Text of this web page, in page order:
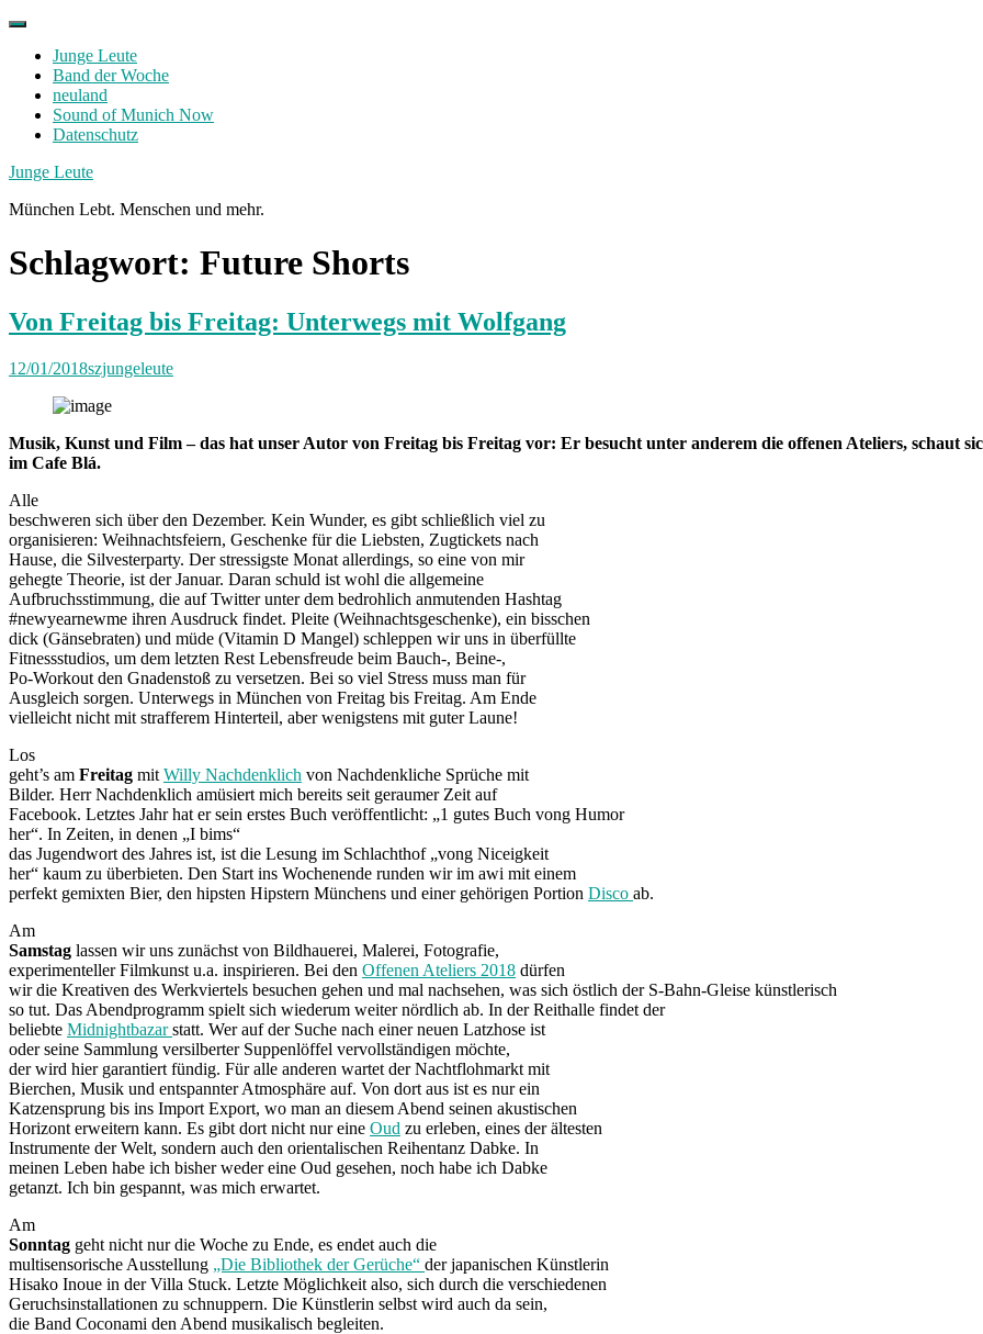
Skip
contentJunge Leute
Band der Woche
neuland
Sound of Munich Now
Datenschutz
Facebook
Twitter
Instagram
Junge Leute
München Lebt. Menschen und mehr.
Schlagwort: Future Shorts
Von Freitag bis Freitag: Unterwegs mit Wolfgang
12/01/2018szjungeleute
Musik, Kunst und Film – das hat unser Autor von Freitag bis Freitag vor: Er besucht unter anderem die offenen Ateliers, schaut
im Cafe Blá.
Alle
beschweren sich über den Dezember. Kein Wunder, es gibt schließlich viel zu
organisieren: Weihnachtsfeiern, Geschenke für die Liebsten, Zugtickets nach
Hause, die Silvesterparty. Der stressigste Monat allerdings, so eine von mir
gehegte Theorie, ist der Januar. Daran schuld ist wohl die allgemeine
Aufbruchsstimmung, die auf Twitter unter dem bedrohlich anmutenden Hashtag
#newyearnewme ihren Ausdruck findet. Pleite (Weihnachtsgeschenke), ein bisschen
dick (Gänsebraten) und müde (Vitamin D Mangel) schleppen wir uns in überfüllte
Fitnessstudios, um dem letzten Rest Lebensfreude beim Bauch-, Beine-,
Po-Workout den Gnadenstoß zu versetzen. Bei so viel Stress muss man für
Ausgleich sorgen. Unterwegs in München von Freitag bis Freitag. Am Ende
vielleicht nicht mit strafferem Hinterteil, aber wenigstens mit guter Laune!
Los
geht’s am Freitag mit Willy Nachdenklich von Nachdenkliche Sprüche mit
Bilder. Herr Nachdenklich amüsiert mich bereits seit geraumer Zeit auf
Facebook. Letztes Jahr hat er sein erstes Buch veröffentlicht: „1 gutes Buch vong Humor
her“. In Zeiten, in denen „I bims“
das Jugendwort des Jahres ist, ist die Lesung im Schlachthof „vong Niceigkeit
her“ kaum zu überbieten. Den Start ins Wochenende runden wir im awi mit einem
perfekt gemixten Bier, den hipsten Hipstern Münchens und einer gehörigen Portion Disco ab.
Am
Samstag lassen wir uns zunächst von Bildhauerei, Malerei, Fotografie,
experimenteller Filmkunst u.a. inspirieren. Bei den Offenen Ateliers 2018 dürfen
wir die Kreativen des Werkviertels besuchen gehen und mal nachsehen, was sich östlich der S-Bahn-Gleise künstlerisch
so tut. Das Abendprogramm spielt sich wiederum weiter nördlich ab. In der Reithalle findet der
beliebte Midnightbazarstatt. Wer auf der Suche nach einer neuen Latzhose ist
oder seine Sammlung versilberter Suppenlöffel vervollständigen möchte,
der wird hier garantiert fündig. Für alle anderen wartet der Nachtflohmarkt mit
Bierchen, Musik und entspannter Atmosphäre auf. Von dort aus ist es nur ein
Katzensprung bis ins Import Export, wo man an diesem Abend seinen akustischen
Horizont erweitern kann. Es gibt dort nicht nur eine Oud zu erleben, eines der ältesten
Instrumente der Welt, sondern auch den orientalischen Reihentanz Dabke. In
meinen Leben habe ich bisher weder eine Oud gesehen, noch habe ich Dabke
getanzt. Ich bin gespannt, was mich erwartet.
Am
Sonntag geht nicht nur die Woche zu Ende, es endet auch die
multisensorische Ausstellung „Die Bibliothek der Gerüche“ der japanischen Künstlerin
Hisako Inoue in der Villa Stuck. Letzte Möglichkeit also, sich durch die verschiedenen
Geruchsinstallationen zu schnuppern. Die Künstlerin selbst wird auch da sein,
die Band Coconami den Abend musikalisch begleiten.